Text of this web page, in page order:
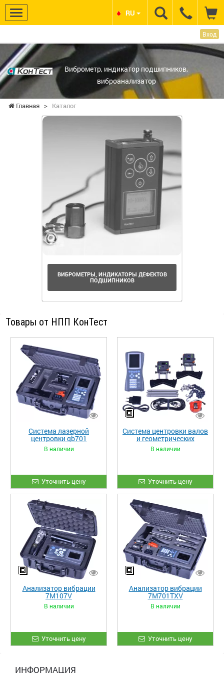
Вход
RU
НПП КОНТЕСТ
Виброметр, индикатор подшипников,
виброанализатор
Главная > Каталог
ВИБРОМЕТРЫ, ИНДИКАТОРЫ ДЕФЕКТОВ
ПОДШИПНИКОВ
Товары от НПП КонТест
Система лазерной
центровки qb701
В наличии
Уточнить цену
Система центровки валов
и геометрических
измерений AVV-711
В наличии
Уточнить цену
Анализатор вибрации
7M107V
В наличии
Уточнить цену
Анализатор вибрации
7M701TXV
В наличии
Уточнить цену
ИНФОРМАЦИЯ